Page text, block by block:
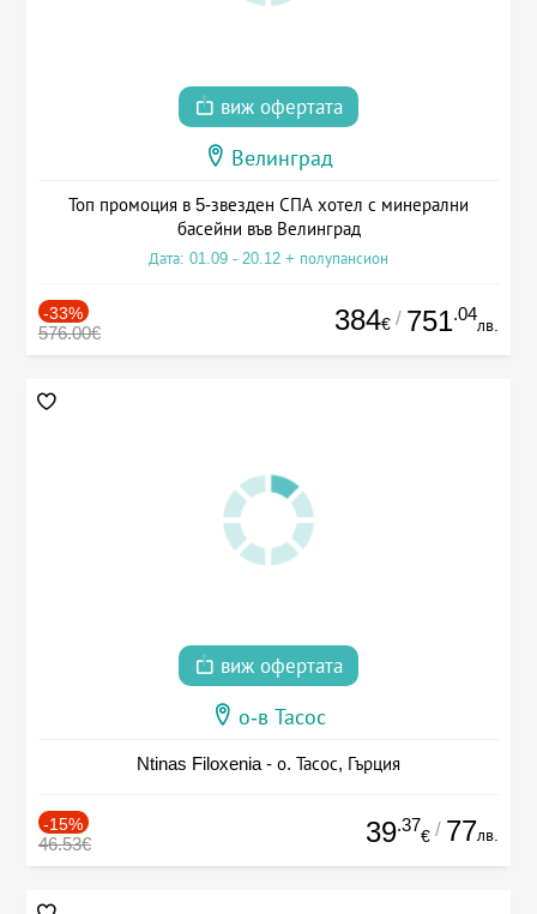
виж офертата
Велинград
Топ промоция в 5-звезден СПА хотел с минерални
басейни във Велинград
Дата: 01.09 - 20.12 + полупансион
-33%
576.00€ 384€ / 751.04
лв.
виж офертата
о-в Тасос
Ntinas Filoxenia - о. Тасос, Гърция
-15%
46.53€ 39.37
€ / 77лв.